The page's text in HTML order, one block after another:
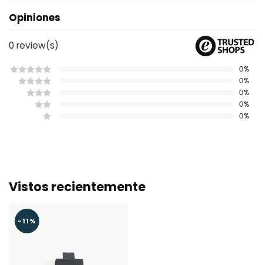
Opiniones
0 review(s)
0%
0%
0%
0%
0%
Vistos recientemente
-11%